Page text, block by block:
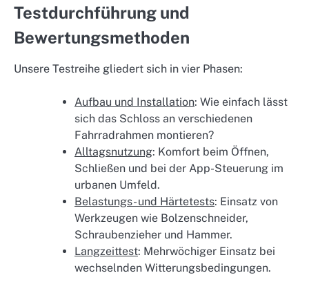
Testdurchführung und
Bewertungsmethoden
Unsere Testreihe gliedert sich in vier Phasen:
Aufbau und Installation: Wie einfach lässt
sich das Schloss an verschiedenen
Fahrradrahmen montieren?
Alltagsnutzung: Komfort beim Öffnen,
Schließen und bei der App-Steuerung im
urbanen Umfeld.
Belastungs- und Härtetests: Einsatz von
Werkzeugen wie Bolzenschneider,
Schraubenzieher und Hammer.
Langzeittest: Mehrwöchiger Einsatz bei
wechselnden Witterungsbedingungen.